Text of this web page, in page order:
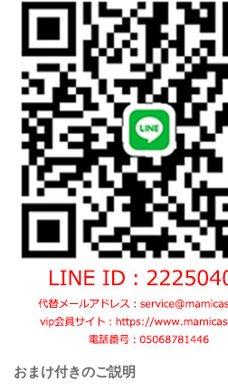
おまけ付きのご説明